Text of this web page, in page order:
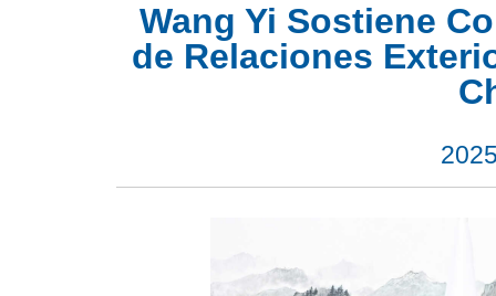
Wang Yi Sostiene
de Relaciones